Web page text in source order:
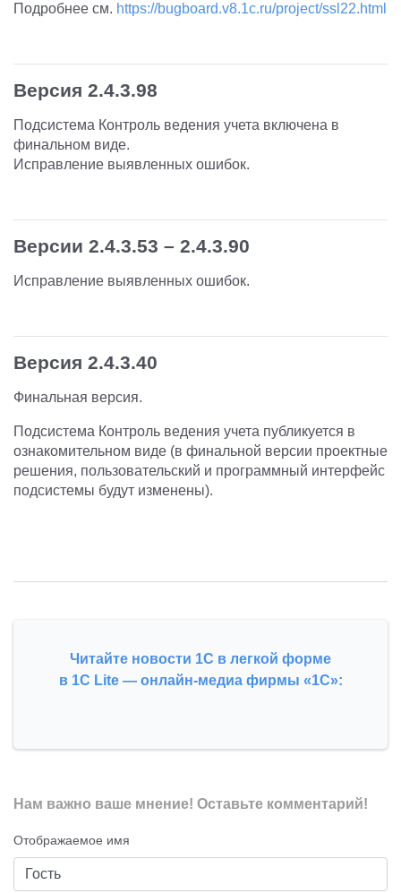
Подробнее см. https://bugboard.v8.1c.ru/project/ssl22.html
Версия 2.4.3.98
Подсистема Контроль ведения учета включена в
финальном виде.
Исправление выявленных ошибок.
Версии 2.4.3.53 – 2.4.3.90
Исправление выявленных ошибок.
Версия 2.4.3.40
Финальная версия.
Подсистема Контроль ведения учета публикуется в
ознакомительном виде (в финальной версии проектные
решения, пользовательский и программный интерфейс
подсистемы будут изменены).
Читайте новости 1С в легкой форме
в 1С Lite — онлайн-медиа фирмы «1С»:
Нам важно ваше мнение! Оставьте комментарий!
Отображаемое имя